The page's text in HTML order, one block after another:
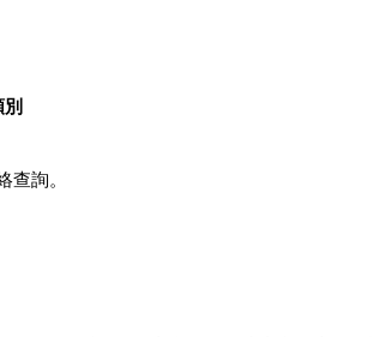
查詢。